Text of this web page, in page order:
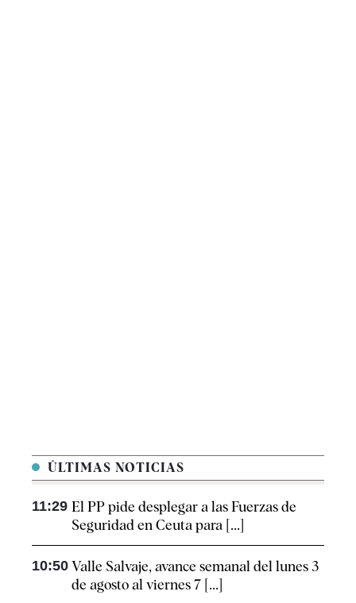
ÚLTIMAS NOTICIAS
11:29 El PP pide desplegar a las Fuerzas de
Seguridad en Ceuta para [...]
10:50 Valle Salvaje, avance semanal del lunes 3
de agosto al viernes 7 [...]